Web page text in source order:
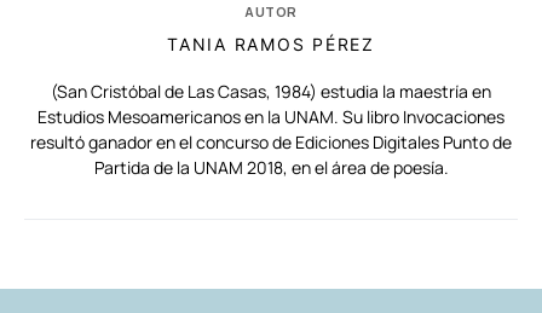
AUTOR
TANIA RAMOS PÉREZ
(San Cristóbal de Las Casas, 1984) estudia la maestría en
Estudios Mesoamericanos en la UNAM. Su libro Invocaciones
resultó ganador en el concurso de Ediciones Digitales Punto de
Partida de la UNAM 2018, en el área de poesía.